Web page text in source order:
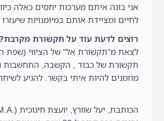
אני בונה איתם מערכות יחסים כאלה
לחיים ומציידת אותם במיומנויות
רוצים לדעת עוד על תקשורת מקרבת?
לצאת מ"תקשורת אל" של הציווי (שפת
תקשורת של כבוד , הקשבה, התחשבות
מוזמנים להיות איתי בקשר. להגיע